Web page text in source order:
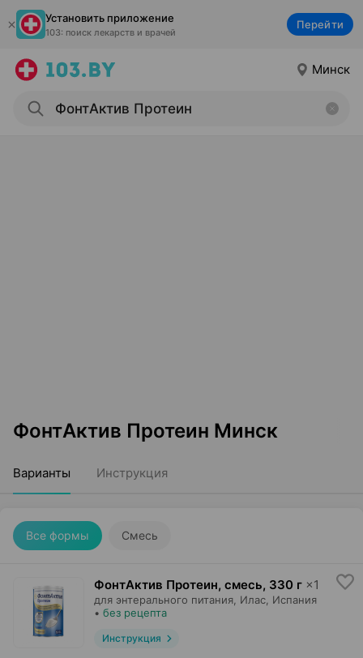
Установить приложение
103: поиск лекарств и врачей
Перейти
Минск
ФонтАктив Протеин Минск
Варианты Инструкция
Все формы Смесь
ФонтАктив Протеин, смесь, 330 г ×1
для энтерального питания, Илас , Испания
• без рецепта
Инструкция